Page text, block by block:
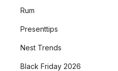
Rum
Presenttips
Nest Trends
Black Friday 2026